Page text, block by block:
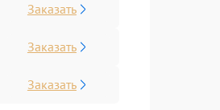
Заказать
Заказать
Заказать